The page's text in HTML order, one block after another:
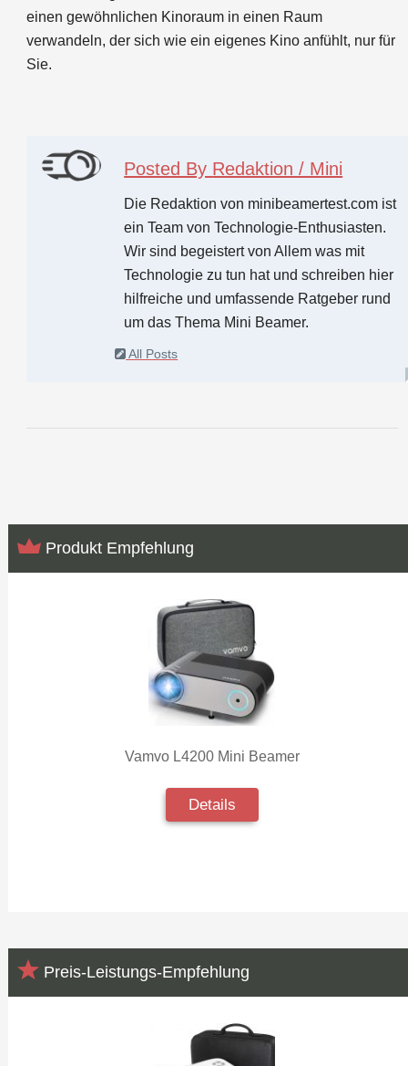
einen gewöhnlichen Kinoraum in einen Raum
verwandeln, der sich wie ein eigenes Kino anfühlt, nur für
Sie.
Posted By Redaktion / Mini
Die Redaktion von minibeamertest.com ist
ein Team von Technologie-Enthusiasten.
Wir sind begeistert von Allem was mit
Technologie zu tun hat und schreiben hier
hilfreiche und umfassende Ratgeber rund
um das Thema Mini Beamer.
All Posts
Produkt Empfehlung
Vamvo L4200 Mini Beamer
Details
Preis-Leistungs-Empfehlung